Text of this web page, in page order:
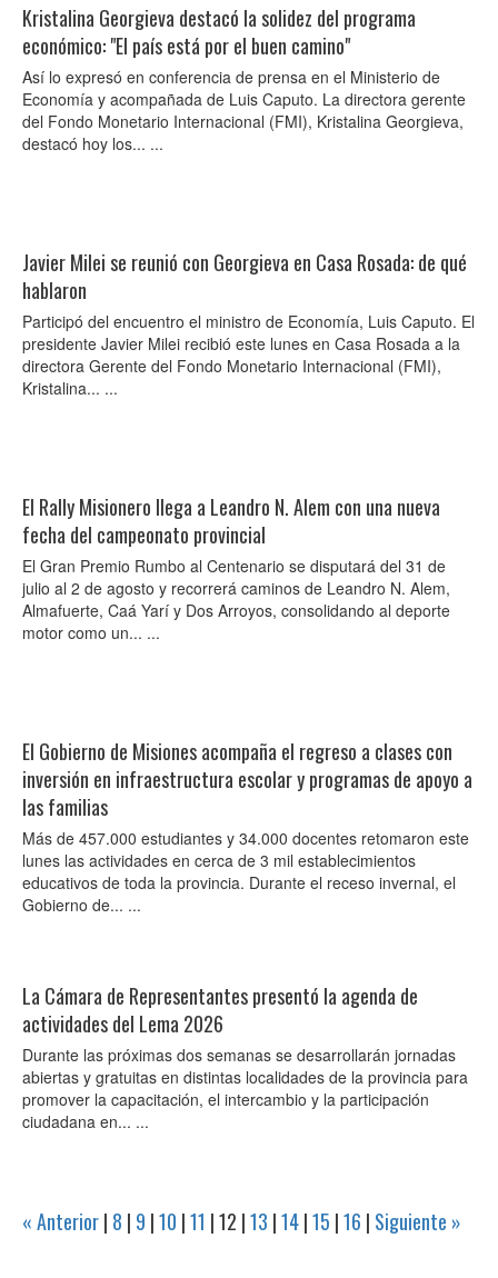
Kristalina Georgieva destacó la solidez del programa
económico: "El país está por el buen camino"
Así lo expresó en conferencia de prensa en el Ministerio de
Economía y acompañada de Luis Caputo. La directora gerente
del Fondo Monetario Internacional (FMI), Kristalina Georgieva,
destacó hoy los... ...
Javier Milei se reunió con Georgieva en Casa Rosada: de qué
hablaron
Participó del encuentro el ministro de Economía, Luis Caputo. El
presidente Javier Milei recibió este lunes en Casa Rosada a la
directora Gerente del Fondo Monetario Internacional (FMI),
Kristalina... ...
El Rally Misionero llega a Leandro N. Alem con una nueva
fecha del campeonato provincial
El Gran Premio Rumbo al Centenario se disputará del 31 de
julio al 2 de agosto y recorrerá caminos de Leandro N. Alem,
Almafuerte, Caá Yarí y Dos Arroyos, consolidando al deporte
motor como un... ...
El Gobierno de Misiones acompaña el regreso a clases con
inversión en infraestructura escolar y programas de apoyo a
las familias
Más de 457.000 estudiantes y 34.000 docentes retomaron este
lunes las actividades en cerca de 3 mil establecimientos
educativos de toda la provincia. Durante el receso invernal, el
Gobierno de... ...
La Cámara de Representantes presentó la agenda de
actividades del Lema 2026
Durante las próximas dos semanas se desarrollarán jornadas
abiertas y gratuitas en distintas localidades de la provincia para
promover la capacitación, el intercambio y la participación
ciudadana en... ...
« Anterior| 8 | 9 |10 |11 |12 |13 |14|15 |16 | Siguiente »